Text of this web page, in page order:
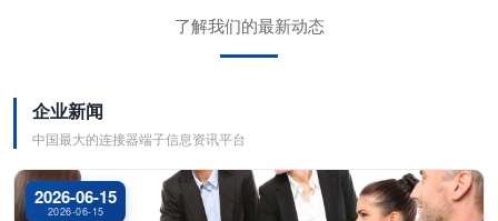
了解我们的最新动态
企业新闻
中国最大的连接器端子信息资讯平台
2026-06-15
2026-06-15